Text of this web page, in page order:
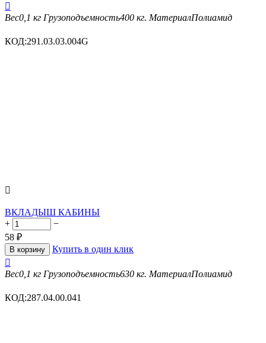

Вес0,1 кг Грузоподъемность400 кг. МатериалПолиамид
КОД:291.03.03.004G

ВКЛАДЫШ КАБИНЫ
+
−
58 ₽
В корзину
Купить в один клик

Вес0,1 кг Грузоподъемность630 кг. МатериалПолиамид
КОД:287.04.00.041